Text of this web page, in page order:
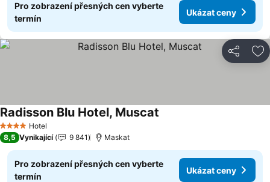
Pro zobrazení přesných cen vyberte
termín
Ukázat ceny
Sdílet
4 Počet hvězdiček
Hotel
Radisson Blu Hotel, Muscat
8,5 Vynikající 9 841 Maskat
Pro zobrazení přesných cen vyberte
termín
Ukázat ceny